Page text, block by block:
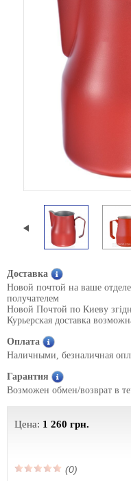
Доставка
Новой почтой на ваше
получателем
Новой Почтой по Киеву
Курьерская доставка
Оплата
Наличными, безналичная
Гарантия
Возможен обмен/возврат в
Цена: 1 260 грн.
(0)